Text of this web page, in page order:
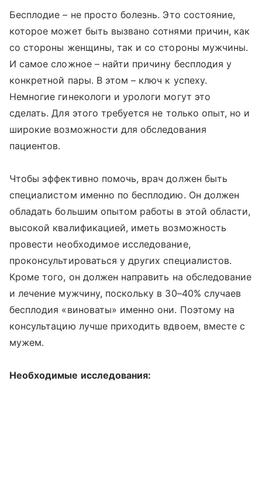
Бесплодие – не просто болезнь. Это состояние,
которое может быть вызвано сотнями причин, как
со стороны женщины, так и со стороны мужчины.
И самое сложное – найти причину бесплодия у
конкретной пары. В этом – ключ к успеху.
Немногие гинекологи и урологи могут это
сделать. Для этого требуется не только опыт, но и
широкие возможности для обследования
пациентов.
Чтобы эффективно помочь, врач должен быть
специалистом именно по бесплодию. Он должен
обладать большим опытом работы в этой области,
высокой квалификацией, иметь возможность
провести необходимое исследование,
проконсультироваться у других специалистов.
Кроме того, он должен направить на обследование
и лечение мужчину, поскольку в 30–40% случаев
бесплодия «виноваты» именно они. Поэтому на
консультацию лучше приходить вдвоем, вместе с
мужем.
Необходимые исследования: